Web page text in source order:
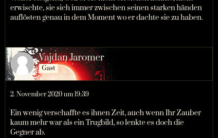
erwischte, sie sich immer zwischen seinen starken händen
auflösten genau in dem Moment wo er dachte sie zu haben.
Vajdan Jaromer
Gast
2. November 2020 um 19:39
Ein wenig verschaffte es ihnen Zeit, auch wenn Ihr Zauber
kaum mehr war als ein Trugbild, so lenkte es doch die
Gegner ab.